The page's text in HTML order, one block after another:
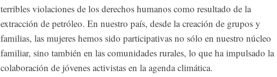
terribles violaciones de los derechos humanos como resultado de la
extracción de petróleo. En nuestro país, desde la creación de grupos y
familias, las mujeres hemos sido participativas no sólo en nuestro núcleo
familiar, sino también en las comunidades rurales, lo que ha impulsado la
colaboración de jóvenes activistas en la agenda climática.